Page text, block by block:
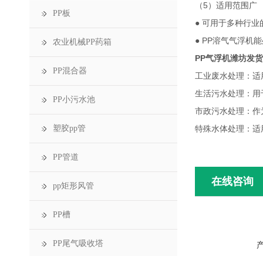
（5）适用范围广
● 可用于多种行业
● PP溶气气浮机
PP气浮机潍坊发货
工业废水处理：
生活污水处理：
市政污水处理：
特殊水体处理：
在线咨询
PP板
农业机械PP药箱
PP混合器
PP小污水池
塑胶pp管
PP管道
pp矩形风管
PP槽
PP尾气吸收塔